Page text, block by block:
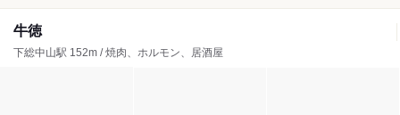
牛徳
下総中山駅 152m / 焼肉、ホルモン、居酒屋